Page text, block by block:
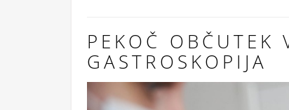
PEKOČ
GASTROSKOPIJA